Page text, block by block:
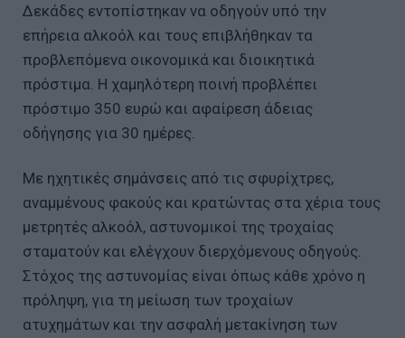
Δεκάδες εντοπίστηκαν να οδηγούν υπό την
επήρεια αλκοόλ και τους επιβλήθηκαν τα
προβλεπόμενα οικονομικά και διοικητικά
πρόστιμα. Η χαμηλότερη ποινή προβλέπει
πρόστιμο 350 ευρώ και αφαίρεση άδειας
οδήγησης για 30 ημέρες.
Με ηχητικές σημάνσεις από τις σφυρίχτρες,
αναμμένους φακούς και κρατώντας στα χέρια τους
μετρητές αλκοόλ, αστυνομικοί της τροχαίας
σταματούν και ελέγχουν διερχόμενους οδηγούς.
Στόχος της αστυνομίας είναι όπως κάθε χρόνο η
πρόληψη, για τη μείωση των τροχαίων
ατυχημάτων και την ασφαλή μετακίνηση των